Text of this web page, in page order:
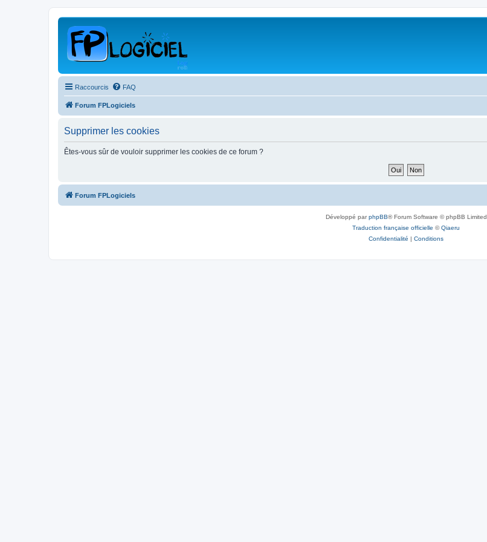
Raccourcis FAQ
Forum FPLogiciels
Supprimer les cookies
Êtes-vous sûr de vouloir supprimer les cookies de ce forum ?
Forum FPLogiciels
Développé parphpBB® Forum Software © phpBB Limited
Traduction française officielle ©Qiaeru
Confidentialité | Conditions